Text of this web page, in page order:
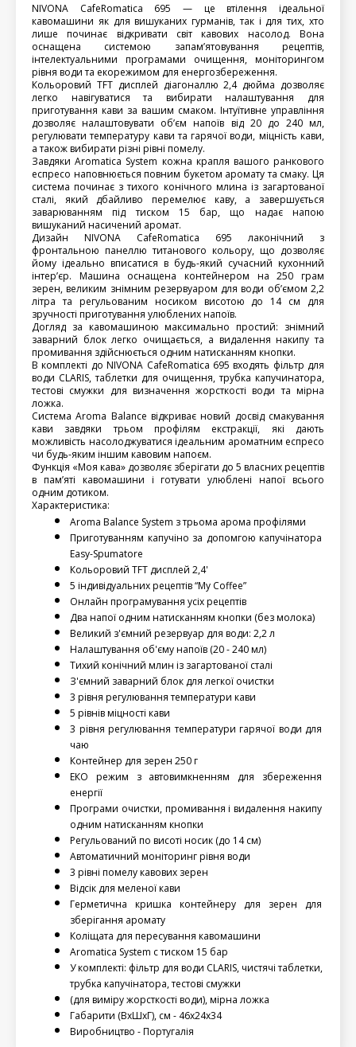
NIVONA CafeRomatica 695 — це втілення ідеальної
кавомашини як для вишуканих гурманів, так і для тих, хто
лише починає відкривати світ кавових насолод. Вона
оснащена системою запам’ятовування рецептів,
інтелектуальними програмами очищення, моніторингом
рівня води та екорежимом для енергозбереження.
Кольоровий TFT дисплей діагоналлю 2,4 дюйма дозволяє
легко навігуватися та вибирати налаштування для
приготування кави за вашим смаком. Інтуїтивне управління
дозволяє налаштовувати об’єм напоїв від 20 до 240 мл,
регулювати температуру кави та гарячої води, міцність кави,
а також вибирати різні рівні помелу.
Завдяки Aromatica System кожна крапля вашого ранкового
еспресо наповнюється повним букетом аромату та смаку. Ця
система починає з тихого конічного млина із загартованої
сталі, який дбайливо перемелює каву, а завершується
заварюванням під тиском 15 бар, що надає напою
вишуканий насичений аромат.
Дизайн NIVONA CafeRomatica 695 лаконічний з
фронтальною панеллю титанового кольору, що дозволяє
йому ідеально вписатися в будь-який сучасний кухонний
інтер’єр. Машина оснащена контейнером на 250 грам
зерен, великим знімним резервуаром для води об’ємом 2,2
літра та регульованим носиком висотою до 14 см для
зручності приготування улюблених напоїв.
Догляд за кавомашиною максимально простий: знімний
заварний блок легко очищається, а видалення накипу та
промивання здійснюється одним натисканням кнопки.
В комплекті до NIVONA CafeRomatica 695 входять фільтр для
води CLARIS, таблетки для очищення, трубка капучинатора,
тестові смужки для визначення жорсткості води та мірна
ложка.
Система Aroma Balance відкриває новий досвід смакування
кави завдяки трьом профілям екстракції, які дають
можливість насолоджуватися ідеальним ароматним еспресо
чи будь-яким іншим кавовим напоєм.
Функція «Моя кава» дозволяє зберігати до 5 власних рецептів
в пам’яті кавомашини і готувати улюблені напої всього
одним дотиком.
Характеристика:
Aroma Balance System з трьома арома профілями
Приготуванням капучіно за допомгою капучінатора
Easy-Spumatore
Кольоровий TFT дисплей 2,4'
5 індивідуальних рецептів “My Coffee”
Онлайн програмування усіх рецептів
Два напої одним натисканням кнопки (без молока)
Великий з'ємний резервуар для води: 2,2 л
Налаштування об'єму напоїв (20 - 240 мл)
Тихий конічний млин із загартованої сталі
З'ємний заварний блок для легкої очистки
3 рівня регулювання температури кави
5 рівнів міцності кави
3 рівня регулювання температури гарячої води для
чаю
Контейнер для зерен 250 г
ЕКО режим з автовимкненням для збереження
енергії
Програми очистки, промивання і видалення накипу
одним натисканням кнопки
Регульований по висоті носик (до 14 см)
Автоматичний моніторинг рівня води
3 рівні помелу кавових зерен
Відсік для меленої кави
Герметична кришка контейнеру для зерен для
зберігання аромату
Коліщата для пересування кавомашини
Aromatica System с тиском 15 бар
У комплекті: фільтр для води CLARIS, чистячі таблетки,
трубка капучінатора, тестові смужки
(для виміру жорсткості води), мірна ложка
Габарити (ВхШхГ), см - 46х24х34
Виробництво - Португалія